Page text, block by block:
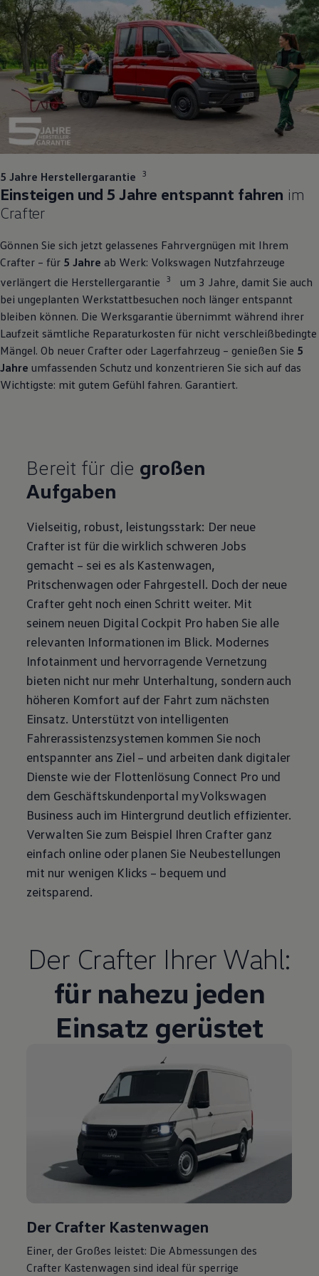
5 Jahre Herstellergarantie 3
Einsteigen und 5 Jahre entspannt fahren im
Crafter
Gönnen Sie sich jetzt gelassenes Fahrvergnügen mit Ihrem
Crafter – für 5 Jahre ab Werk: Volkswagen Nutzfahrzeuge
verlängert die Herstellergarantie
3
um 3 Jahre, damit Sie auch
bei ungeplanten Werkstattbesuchen noch länger entspannt
bleiben können. Die Werksgarantie übernimmt während ihrer
Laufzeit sämtliche Reparaturkosten für nicht verschleißbedingte
Mängel. Ob neuer Crafter oder Lagerfahrzeug – genießen Sie 5
Jahre umfassenden Schutz und konzentrieren Sie sich auf das
Wichtigste: mit gutem Gefühl fahren. Garantiert.
Bereit für die großen
Aufgaben
Vielseitig, robust, leistungsstark: Der neue
Crafter ist für die wirklich schweren Jobs
gemacht – sei es als Kastenwagen,
Pritschenwagen oder Fahrgestell. Doch der neue
Crafter geht noch einen Schritt weiter. Mit
seinem neuen Digital Cockpit Pro haben Sie alle
relevanten Informationen im Blick. Modernes
Infotainment und hervorragende Vernetzung
bieten nicht nur mehr Unterhaltung, sondern auch
höheren Komfort auf der Fahrt zum nächsten
Einsatz. Unterstützt von intelligenten
Fahrerassistenzsystemen kommen Sie noch
entspannter ans Ziel – und arbeiten dank digitaler
Dienste wie der Flottenlösung Connect Pro und
dem Geschäftskundenportal myVolkswagen
Business auch im Hintergrund deutlich effizienter.
Verwalten Sie zum Beispiel Ihren Crafterganz
einfach online oder planen Sie Neubestellungen
mit nur wenigen Klicks – bequem und
zeitsparend.
Der CrafterIhrer Wahl:
für nahezu jeden
Einsatz gerüstet
Der Crafter Kastenwagen
Einer, der Großes leistet: Die Abmessungen des
Crafter Kastenwagen sind ideal für sperrige